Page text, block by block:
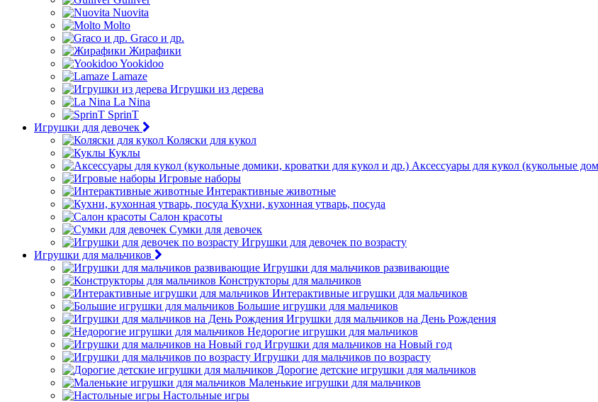
Nuovita
Molto
Graco и др.
Жирафики
Yookidoo
Lamaze
Игрушки из дерева
La Nina
SprinT
Игрушки для девочек
Коляски для кукол
Куклы
Аксессуары для кукол (кукольные
Игровые наборы
Интерактивные животные
Кухни, кухонная утварь, посуда
Салон красоты
Сумки для девочек
Игрушки для девочек по возрасту
Игрушки для мальчиков
Игрушки для мальчиков развивающие
Конструкторы для мальчиков
Интерактивные игрушки для мальчиков
Большие игрушки для мальчиков
Игрушки для мальчиков на День Рождения
Недорогие игрушки для мальчиков
Игрушки для мальчиков на Новый год
Игрушки для мальчиков по возрасту
Дорогие детские игрушки для мальчиков
Маленькие игрушки для мальчиков
Настольные игры